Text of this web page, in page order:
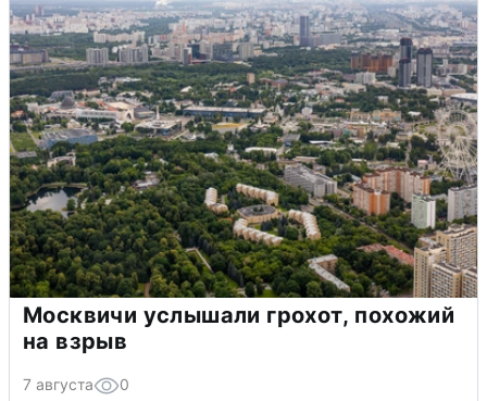
Москвичи услышали грохот, похожий
на взрыв
7 августа 0